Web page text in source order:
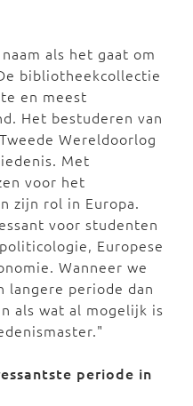
als het gaat om
bibliotheekcollectie
en meest
Het bestuderen van
Wereldoorlog
Met
voor het
zijn rol in Europa.
voor studenten
Europese
Wanneer we
langere periode dan
als wat al mogelijk is
periode in